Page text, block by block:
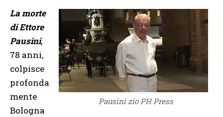
Pausini zio PH Press
La morte
di Ettore
Pausini,
78 anni,
colpisce
profonda
mente
Bologna